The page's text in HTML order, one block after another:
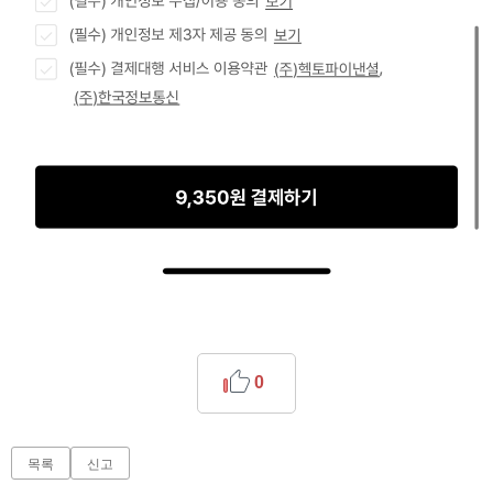
0
목록 신고